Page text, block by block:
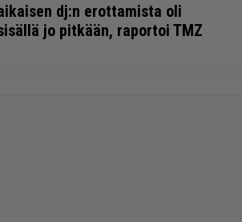
dj:n erottamista oli
jo pitkään, raportoi TMZ